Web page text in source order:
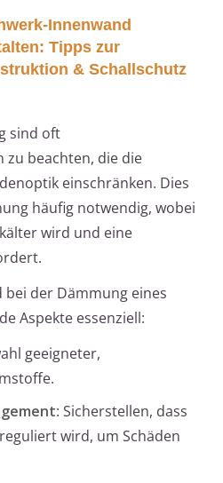
Innenwand
Tipps zur
& Schallschutz
sind oft
zu beachten, die die
einschränken. Dies
häufig notwendig, wobei
wird und eine
der Dämmung eines
Aspekte essenziell:
geeigneter,
: Sicherstellen, dass
wird, um Schäden